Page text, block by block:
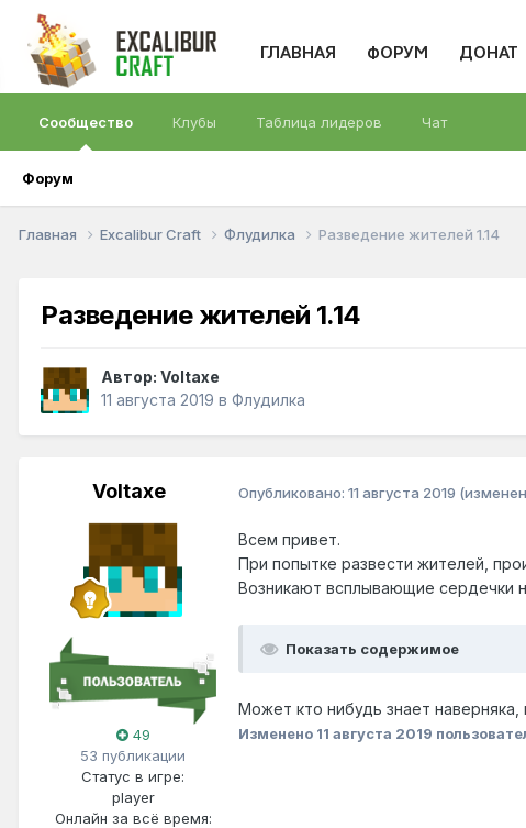
ГЛАВНАЯ ФОРУМ ДОНАТ
Сообщество
Форум
Клубы Таблица лидеров Чат
Главная Excalibur Craft Флудилка Разведение жителей 1.14
Разведение жителей 1.14
Автор: Voltaxe
11 августа 2019 в Флудилка
Voltaxe
49
53 публикации
Статус в игре:
player
Онлайн за всё время:
Опубликовано: 11 августа 2019
Всем привет.
При попытке развести жителей,
Возникают всплывающие сердечки
Показать содержимое
Может кто нибудь знает
Изменено 11 августа 2019